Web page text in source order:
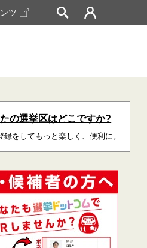
ツ
の選挙区はどこですか?
録をしてもっと楽しく、便利に。